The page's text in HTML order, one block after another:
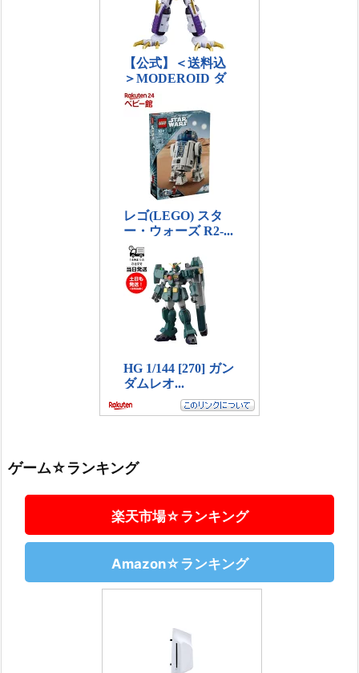
ゲーム☆ランキング
楽天市場☆ランキング
Amazon☆ランキング